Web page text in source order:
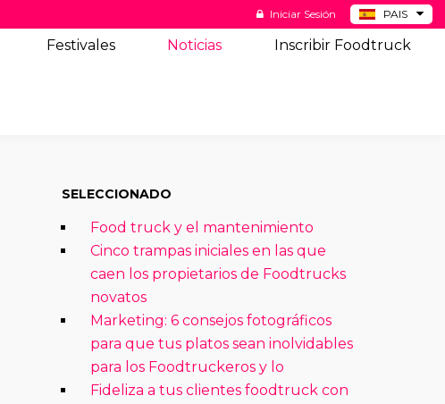
PAIS
Iniciar Sesión
Festivales Noticias Inscribir Foodtruck
SELECCIONADO
Food truck y el mantenimiento
Cinco trampas iniciales en las que
caen los propietarios de Foodtrucks
novatos
Marketing: 6 consejos fotográficos
para que tus platos sean inolvidables
para los Foodtruckeros y lo
Fideliza a tus clientes foodtruck con